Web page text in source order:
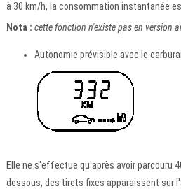
à 30 km/h, la consommation instantanée
Nota :cette fonction n'existe pas en version
Autonomie prévisible avec le
Elle ne s'effectue qu'après avoir parcouru
dessous, des tirets fixes apparaissent sur